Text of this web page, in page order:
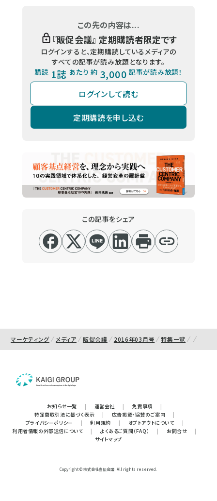
この先の内容は...
『販促会議』 定期購読者限定です
ログインすると、定期購読しているメディアの
すべての記事が読み放題となります。
購読 1誌 あたり 約 3,000 記事が読み放題！
ログインして読む
定期購読を申し込む
この記事をシェア
マーケティング メディア 販促会議 2016年03月号 特集一覧
お知らせ一覧 | 運営会社 | 免責事項
|
特定商取引法に基づく表示
| 広告掲載・協賛のご案内
|
プライバシーポリシー
| 利用規約 | オプトアウトについて
|
利用者情報の外部送信について
| よくあるご質問（FAQ） | お問合せ
|
サイトマップ
Copyright © 株式会社宣伝会議. All rights reserved.